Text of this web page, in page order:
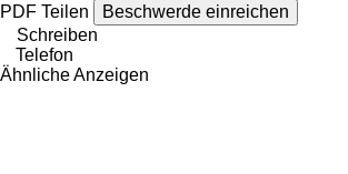
PDF Teilen
Beschwerde einreichen
Schreiben
Telefon
Ähnliche Anzeigen